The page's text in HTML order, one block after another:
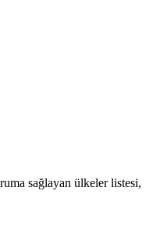
sağlayan ülkeler listesi,